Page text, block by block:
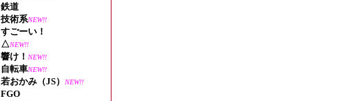
鉄道
技術系NEW!!
すごーい！
△NEW!!
響け！ NEW!!
自転車NEW!!
若おかみ（JS） NEW!!
FGO